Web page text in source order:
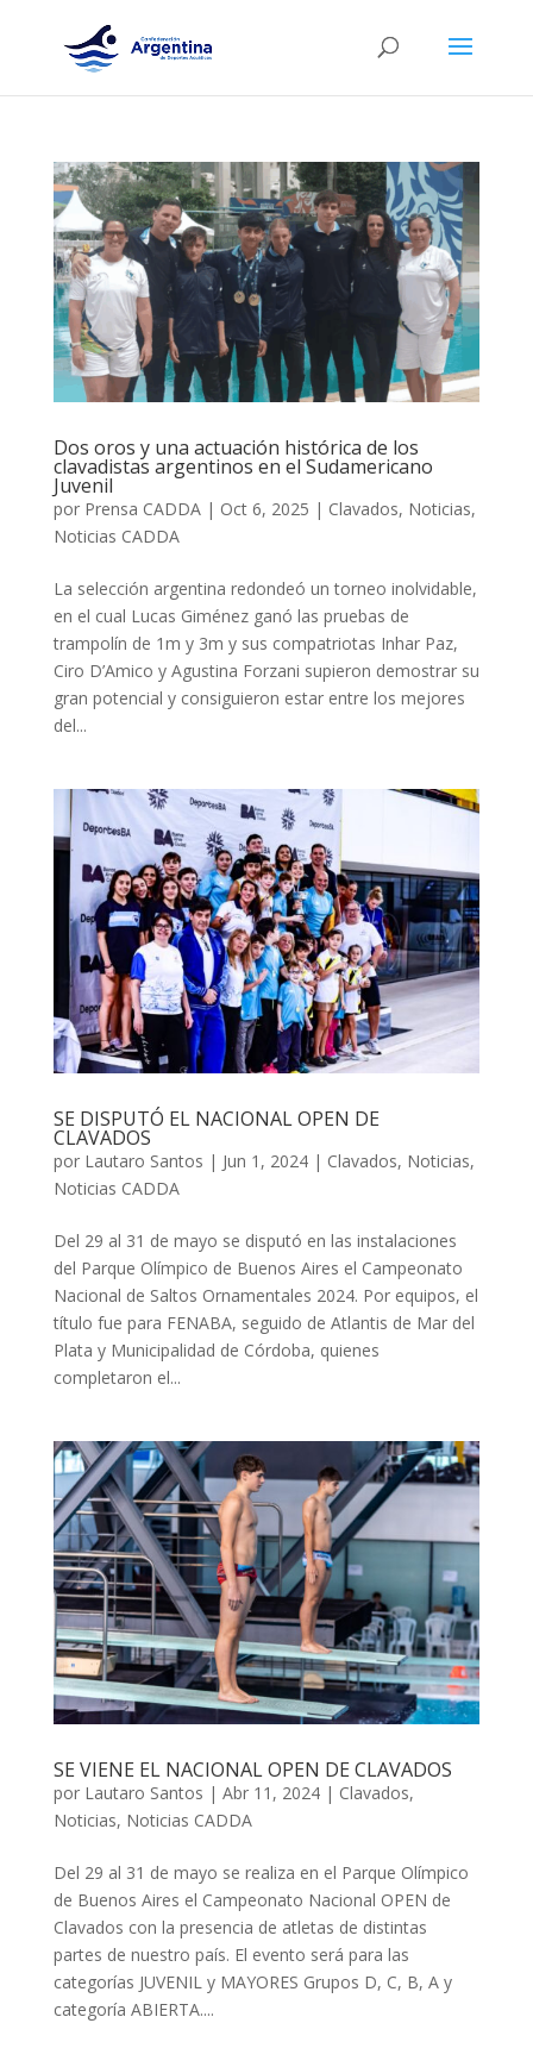
Dos oros y una actuación histórica de los
clavadistas argentinos en el Sudamericano
Juvenil
por Prensa CADDA| Oct 6, 2025 | Clavados, Noticias,
Noticias CADDA
La selección argentina redondeó un torneo inolvidable,
en el cual Lucas Giménez ganó las pruebas de
trampolín de 1m y 3m y sus compatriotas Inhar Paz,
Ciro D’Amico y Agustina Forzani supieron demostrar su
gran potencial y consiguieron estar entre los mejores
del...
SE DISPUTÓ EL NACIONAL OPEN DE
CLAVADOS
por Lautaro Santos | Jun 1, 2024| Clavados, Noticias,
Noticias CADDA
Del 29 al 31 de mayo se disputó en las instalaciones
del Parque Olímpico de Buenos Aires el Campeonato
Nacional de Saltos Ornamentales 2024. Por equipos, el
título fue para FENABA, seguido de Atlantis de Mar del
Plata y Municipalidad de Córdoba, quienes
completaron el...
SE VIENE EL NACIONAL OPEN DE CLAVADOS
por Lautaro Santos | Abr 11, 2024| Clavados,
Noticias, Noticias CADDA
Del 29 al 31 de mayo se realiza en el Parque Olímpico
de Buenos Aires el Campeonato Nacional OPEN de
Clavados con la presencia de atletas de distintas
partes de nuestro país. El evento será para las
categorías JUVENIL y MAYORES Grupos D, C, B, A y
categoría ABIERTA....